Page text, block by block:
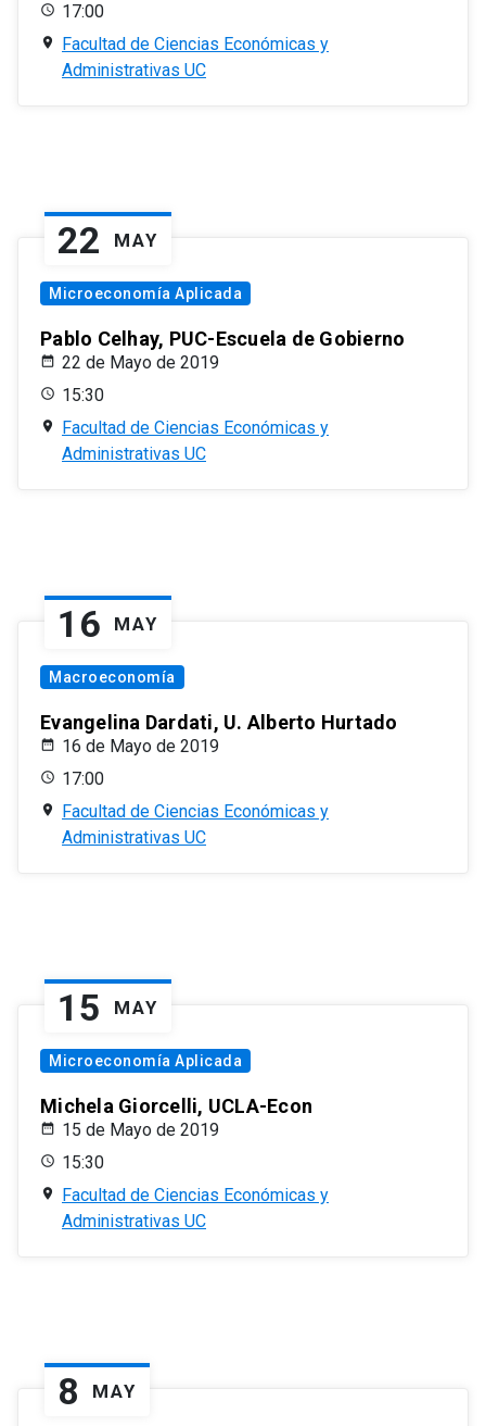
17:00
Facultad de Ciencias Económicas y
Administrativas UC
22 MAY
Microeconomía Aplicada
Pablo Celhay, PUC-Escuela de Gobierno
22 de Mayo de 2019
15:30
Facultad de Ciencias Económicas y
Administrativas UC
16 MAY
Macroeconomía
Evangelina Dardati, U. Alberto Hurtado
16 de Mayo de 2019
17:00
Facultad de Ciencias Económicas y
Administrativas UC
15 MAY
Microeconomía Aplicada
Michela Giorcelli, UCLA-Econ
15 de Mayo de 2019
15:30
Facultad de Ciencias Económicas y
Administrativas UC
8 MAY